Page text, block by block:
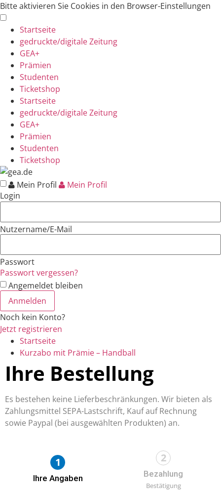
Bitte aktivieren Sie Cookies in den Browser-Einstellungen
Startseite
gedruckte/digitale Zeitung
GEA+
Prämien
Studenten
Ticketshop
Startseite
gedruckte/digitale Zeitung
GEA+
Prämien
Studenten
Ticketshop
Mein Profil
Mein Profil
Login
Nutzername/E-Mail
Passwort
Passwort vergessen?
Angemeldet bleiben
Noch kein Konto?
Jetzt registrieren
Startseite
Kurzabo mit Prämie – Handball
Ihre Bestellung
Es bestehen keine Lieferbeschränkungen. Wir bieten als
Zahlungsmittel SEPA-Lastschrift, Kauf auf Rechnung
sowie Paypal (bei ausgewählten Produkten) an.
1
Ihre Angaben
2
Bezahlung
Bestätigung